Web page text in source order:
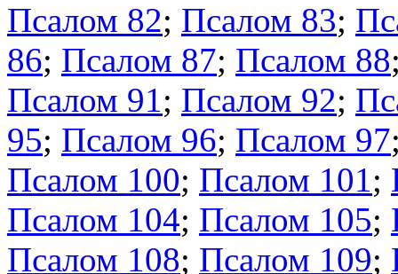
Псалом 82; Псалом 83;
86; Псалом 87; Псалом 88
Псалом 91; Псалом 92;
95; Псалом 96; Псалом 97
Псалом 100; Псалом 101;
Псалом 104; Псалом 105;
Псалом 108; Псалом 109;